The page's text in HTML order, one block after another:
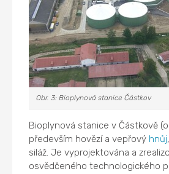
Obr. 3: Bioplynová stanice Částkov
Bioplynová stanice v Částkově
především hovězí a vepřový hnůj
siláž. Je vyprojektována a
osvědčeného technologického